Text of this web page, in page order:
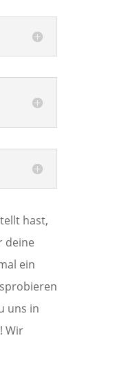
hast,
deine
ein
uns in
Wir